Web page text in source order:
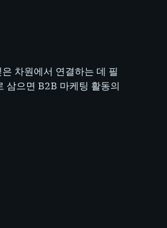
차원에서 연결하는 데 필
삼으면 B2B 마케팅 활동의